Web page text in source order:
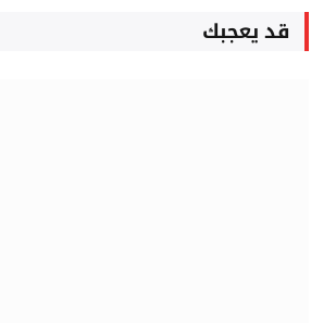
قد يعجبك